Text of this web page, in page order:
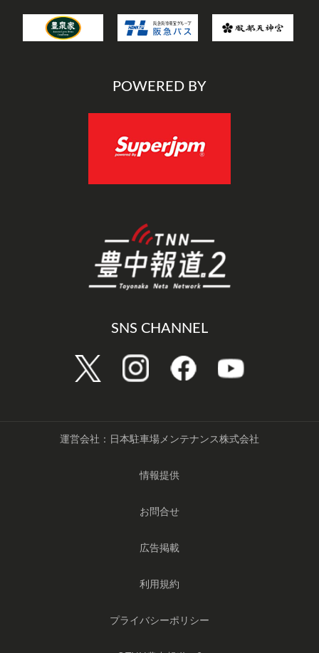
POWERED BY
SNS CHANNEL
運営会社：日本駐車場メンテナンス株式会社
情報提供
お問合せ
広告掲載
利用規約
プライバシーポリシー